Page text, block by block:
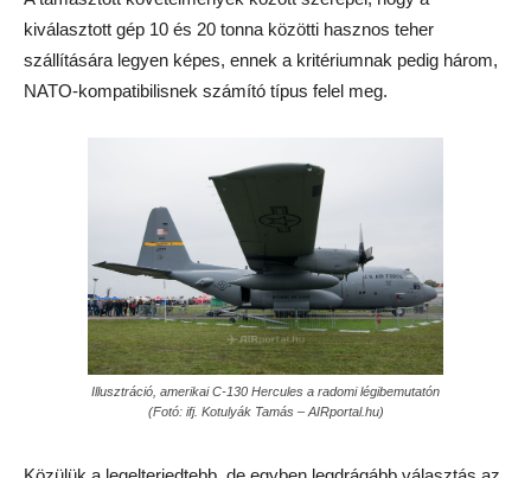
kiválasztott gép 10 és 20 tonna közötti hasznos teher
szállítására legyen képes, ennek a kritériumnak pedig három,
NATO-kompatibilisnek számító típus felel meg.
Illusztráció, amerikai C-130 Hercules a radomi légibemutatón
(Fotó: ifj. Kotulyák Tamás – AIRportal.hu)